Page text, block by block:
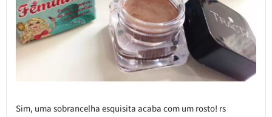
Sim, uma sobrancelha esquisita acaba com um rosto! rs